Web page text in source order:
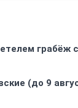
грабёж
(до 9